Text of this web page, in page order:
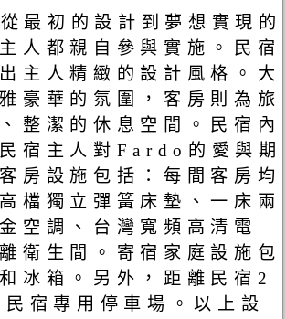
最初的設計到夢想實現的
人都親自參與實施。民宿
主人精緻的設計風格。大
豪華的氛圍，客房則為旅
整潔的休息空間。民宿內
宿主人對Fardo的愛與期
房設施包括：每間客房均
檔獨立彈簧床墊、一床兩
空調、台灣寬頻高清電
衛生間。寄宿家庭設施包
冰箱。另外，距離民宿2
宿專用停車場。以上設